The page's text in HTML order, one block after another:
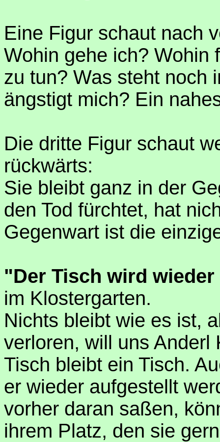
Eine Figur schaut nach
Wohin gehe ich? Wohin
zu tun? Was steht noch
ängstigt mich? Ein
Die dritte Figur schaut
rückwärts:
Sie bleibt ganz in der
den Tod fürchtet, hat
Gegenwart ist die
"Der Tisch wird
im Klostergarten.
Nichts bleibt wie es ist,
verloren, will uns Anderl
Tisch bleibt ein Tisch.
er wieder aufgestellt
vorher daran saßen,
ihrem Platz, den sie